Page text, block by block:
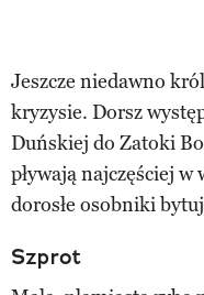
Jeszcze niedawno
kryzysie. Dorsz
Duńskiej do Zatoki
pływają najczęściej w
dorosłe osobniki
Szprot